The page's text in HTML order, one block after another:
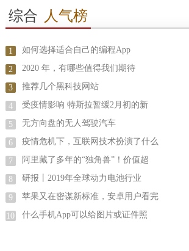
综合 人气榜
1 如何选择适合自己的编程App
2 2020 年，有哪些值得我们期待
3 推荐几个黑科技网站
4 受疫情影响 特斯拉暂缓2月初的新
5 无方向盘的无人驾驶汽车
6 疫情危机下，互联网技术扮演了什么
7 阿里藏了多年的“独角兽”！价值超
8 研报丨2019年全球动力电池行业
9 苹果又在密谋新标准，安卓用户看完
10 什么手机App可以给图片或证件照